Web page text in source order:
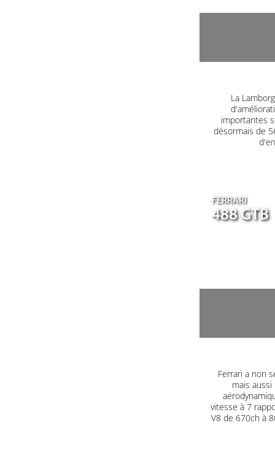
La
importantes
désormais de
FERRARI
488 GTB
Ferrari a non
mais
vitesse à 7
V8 de 670ch à